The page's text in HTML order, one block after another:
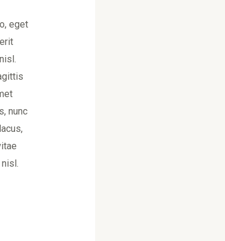
eget
nunc